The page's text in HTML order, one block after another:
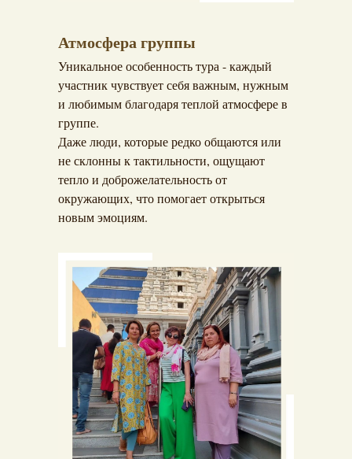
Уникальное особенность тура - каждый
участник чувствует себя важным, нужным
и любимым благодаря теплой атмосфере в
группе.
Даже люди, которые редко общаются или
не склонны к тактильности, ощущают
тепло и доброжелательность от
окружающих, что помогает открыться
новым эмоциям.
Атмосфера группы